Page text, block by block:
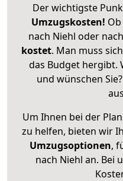
Der wichtigste
Umzugskosten!
nach Niehl oder
kostet. Man muss
das Budget hergibt.
und wünschen
Um Ihnen bei der
zu helfen, bieten wir
Umzugsoptionen,
nach Niehl an. Bei